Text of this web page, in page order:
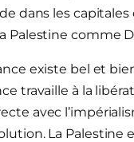
dans les capitales
Palestine comme
existe bel et
travaille à la
avec
La Palestine